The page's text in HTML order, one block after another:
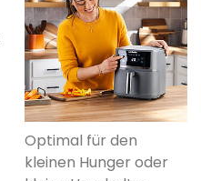
Optimal für den
kleinen Hunger oder